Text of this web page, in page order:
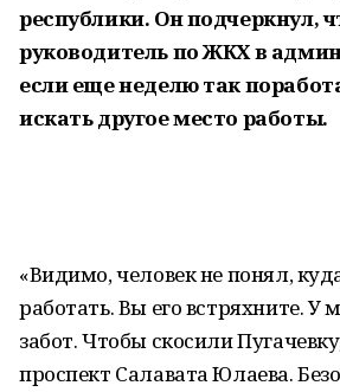
республики. Он подчеркнул,
руководитель по ЖКХ в
если еще неделю так
искать другое место работы.
«Видимо, человек не понял,
работать. Вы его встряхните. У
забот. Чтобы скосили
проспект Салавата Юлаева.